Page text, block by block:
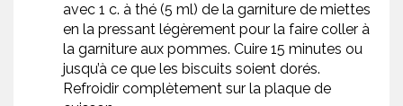
avec 1 c. à thé (5 ml) de la garniture de miettes
en la pressant légèrement pour la faire coller à
la garniture aux pommes. Cuire 15 minutes ou
jusqu’à ce que les biscuits soient dorés.
Refroidir complètement sur la plaque de